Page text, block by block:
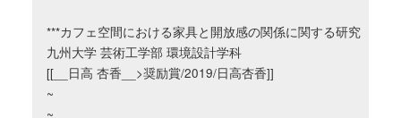
***カフェ空間における家具と開放感の関係に関する研究
九州大学 芸術工学部 環境設計学科
[[__日高 杏香__>奨励賞/2019/日高杏香]]
~
~